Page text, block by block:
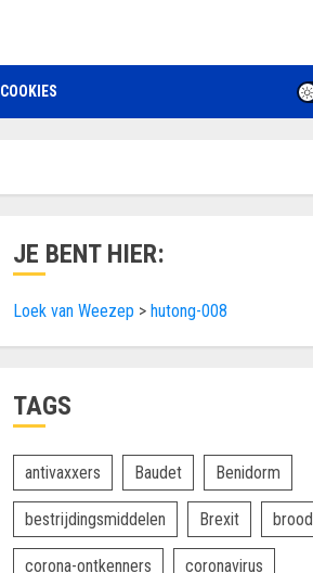
COOKIES
JE BENT HIER:
Loek van Weezep >hutong-008
TAGS
antivaxxers Baudet Benidorm
bestrijdingsmiddelen Brexit brood
corona-ontkenners coronavirus